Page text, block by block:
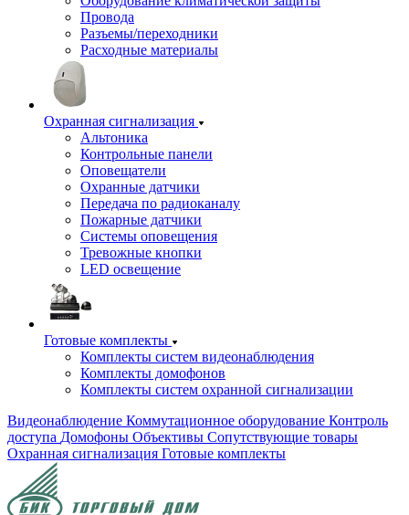
Провода
Разъемы/переходники
Расходные материалы
Охранная сигнализация
Альтоника
Контрольные панели
Оповещатели
Охранные датчики
Передача по радиоканалу
Пожарные датчики
Системы оповещения
Тревожные кнопки
LED освещение
Готовые комплекты
Комплекты систем видеонаблюдения
Комплекты домофонов
Комплекты систем охранной сигнализации
Видеонаблюдение Коммутационное оборудование Контроль
доступа Домофоны Объективы Сопутствующие товары
Охранная сигнализация Готовые комплекты